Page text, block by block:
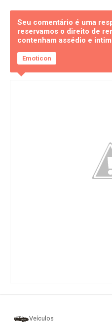
Seu comentário é uma
reservamos o direito de
contenham assédio e
Emoticon
Veículos